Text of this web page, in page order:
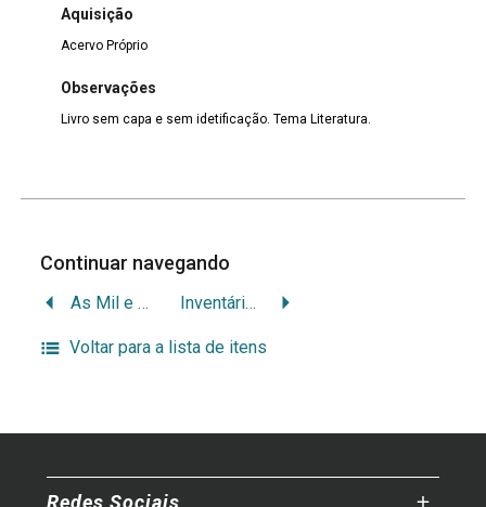
Aquisição
Acervo Próprio
Observações
Livro sem capa e sem idetificação. Tema Literatura.
Continuar navegando
As Mil e Uma Mulheres Inventários e Testamentos
Voltar para a lista de itens